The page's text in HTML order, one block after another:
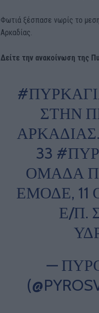
Φωτιά ξέσπασε νωρίς το
Αρκαδίας.
Δείτε την ανακοίνωση της
ΣΤΗΝ
33
ΟΜΑΔΑ
ΕΜΟΔΕ, 11
Ε/Π.
—